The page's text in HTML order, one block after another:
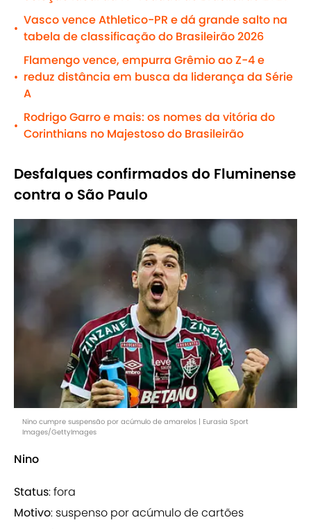
•
Vasco vence Athletico-PR e dá grande salto na
tabela de classificação do Brasileirão 2026
•
Flamengo vence, empurra Grêmio ao Z-4 e
reduz distância em busca da liderança da Série
A
•
Rodrigo Garro e mais: os nomes da vitória do
Corinthians no Majestoso do Brasileirão
Desfalques confirmados do Fluminense
contra o São Paulo
Nino cumpre suspensão por acúmulo de amarelos | Eurasia Sport
Images/GettyImages
Nino
Status: fora
Motivo: suspenso por acúmulo de cartões